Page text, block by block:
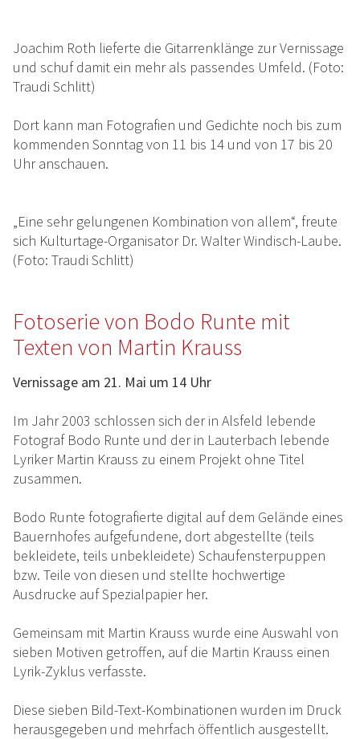
Joachim Roth lieferte die Gitarrenklänge zur Vernissage
und schuf damit ein mehr als passendes Umfeld. (Foto:
Traudi Schlitt)
Dort kann man Fotografien und Gedichte noch bis zum
kommenden Sonntag von 11 bis 14 und von 17 bis 20
Uhr anschauen.
„Eine sehr gelungenen Kombination von allem“, freute
sich Kulturtage-Organisator Dr. Walter Windisch-Laube.
(Foto: Traudi Schlitt)
Fotoserie von Bodo Runte mit
Texten von Martin Krauss
Vernissage am 21. Mai um 14 Uhr
Im Jahr 2003 schlossen sich der in Alsfeld lebende
Fotograf Bodo Runte und der in Lauterbach lebende
Lyriker Martin Krauss zu einem Projekt ohne Titel
zusammen.
Bodo Runte fotografierte digital auf dem Gelände eines
Bauernhofes aufgefundene, dort abgestellte (teils
bekleidete, teils unbekleidete) Schaufensterpuppen
bzw. Teile von diesen und stellte hochwertige
Ausdrucke auf Spezialpapier her.
Gemeinsam mit Martin Krauss wurde eine Auswahl von
sieben Motiven getroffen, auf die Martin Krauss einen
Lyrik-Zyklus verfasste.
Diese sieben Bild-Text-Kombinationen wurden im Druck
herausgegeben und mehrfach öffentlich ausgestellt.